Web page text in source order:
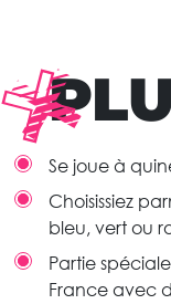
Se joue à
Choisissiez
bleu, vert ou
Partie
France avec